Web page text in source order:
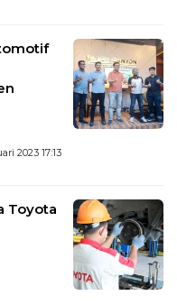
2023 17:13
Toyota